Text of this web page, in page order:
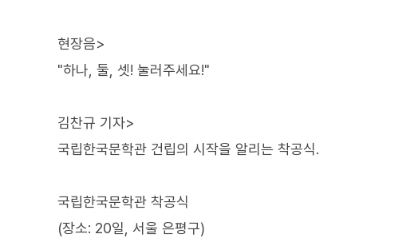
현장음>
"하나, 둘, 셋! 눌러주세요!"
김찬규 기자>
국립한국문학관 건립의 시작을 알리는 착공식.
국립한국문학관 착공식
(장소: 20일, 서울 은평구)